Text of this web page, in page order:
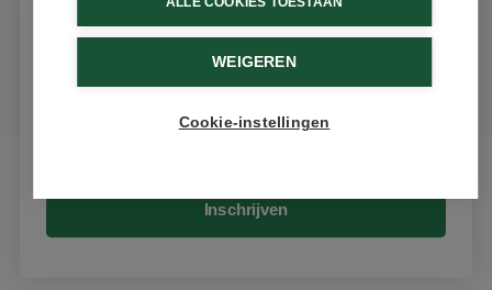
© 2026 - Medimart.nl.
WEIGEREN
Cookie-instellingen
Schrijf je in voor onze nieuwsbrief
Ontvang als eerste de beste aanbiedingen en persoonlijk
advies
Inschrijven